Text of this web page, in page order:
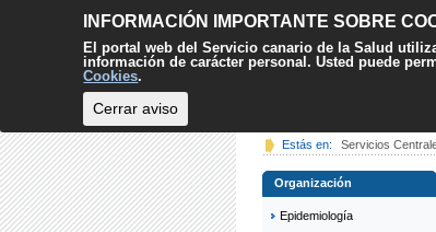
INFORMACIÓN IMPORTANTE SOBRE
El portal web del Servicio canario de la Salud
información de carácter personal. Usted puede
Cookies.
Cerrar aviso
Estás en: Servicios
Organización
Epidemiología